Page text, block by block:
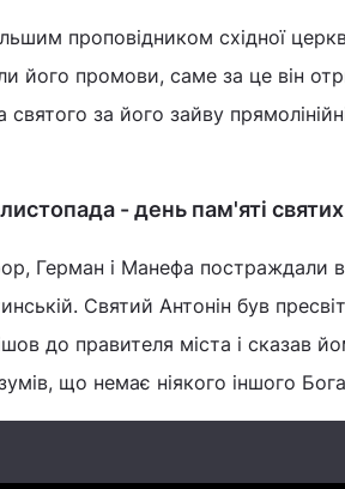
проповідником східної
його промови, саме за це він
святого за його зайву
- день пам'яті
Герман і Манефа постраждали
Святий Антонін був
до правителя міста і сказав
що немає ніякого іншого